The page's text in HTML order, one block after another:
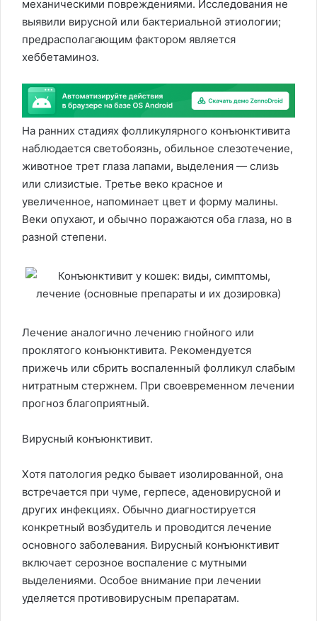
механическими повреждениями. Исследования не
выявили вирусной или бактериальной этиологии;
предрасполагающим фактором является
хеббетаминоз.
На ранних стадиях фолликулярного конъюнктивита
наблюдается светобоязнь, обильное слезотечение,
животное трет глаза лапами, выделения — слизь
или слизистые. Третье веко красное и
увеличенное, напоминает цвет и форму малины.
Веки опухают, и обычно поражаются оба глаза, но в
разной степени.
Лечение аналогично лечению гнойного или
проклятого конъюнктивита. Рекомендуется
прижечь или сбрить воспаленный фолликул слабым
нитратным стержнем. При своевременном лечении
прогноз благоприятный.
Вирусный конъюнктивит.
Хотя патология редко бывает изолированной, она
встречается при чуме, герпесе, аденовирусной и
других инфекциях. Обычно диагностируется
конкретный возбудитель и проводится лечение
основного заболевания. Вирусный конъюнктивит
включает серозное воспаление с мутными
выделениями. Особое внимание при лечении
уделяется противовирусным препаратам.